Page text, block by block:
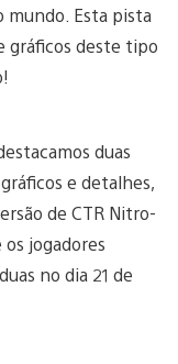
mundo. Esta pista
gráficos deste tipo
duas
e detalhes,
de CTR Nitro-
jogadores
no dia 21 de